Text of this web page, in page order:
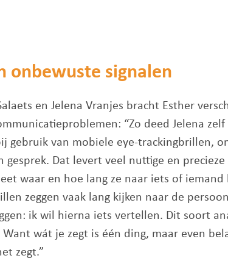
onbewuste signalen
en Jelena Vranjes bracht Esther
“Zo deed Jelena
gebruik van mobiele eye-trackingbrillen,
gesprek. Dat levert veel nuttige en
waar en hoe lang ze naar iets of
zeggen vaak lang kijken naar de
ik wil hierna iets vertellen. Dit soort
wát je zegt is één ding, maar even
zegt.”